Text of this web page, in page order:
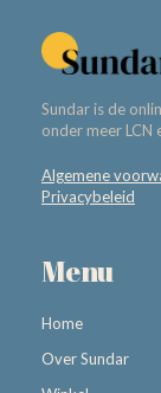
Sundar is de
onder meer LCN
Algemene
Privacybeleid
Menu
Home
Over Sundar